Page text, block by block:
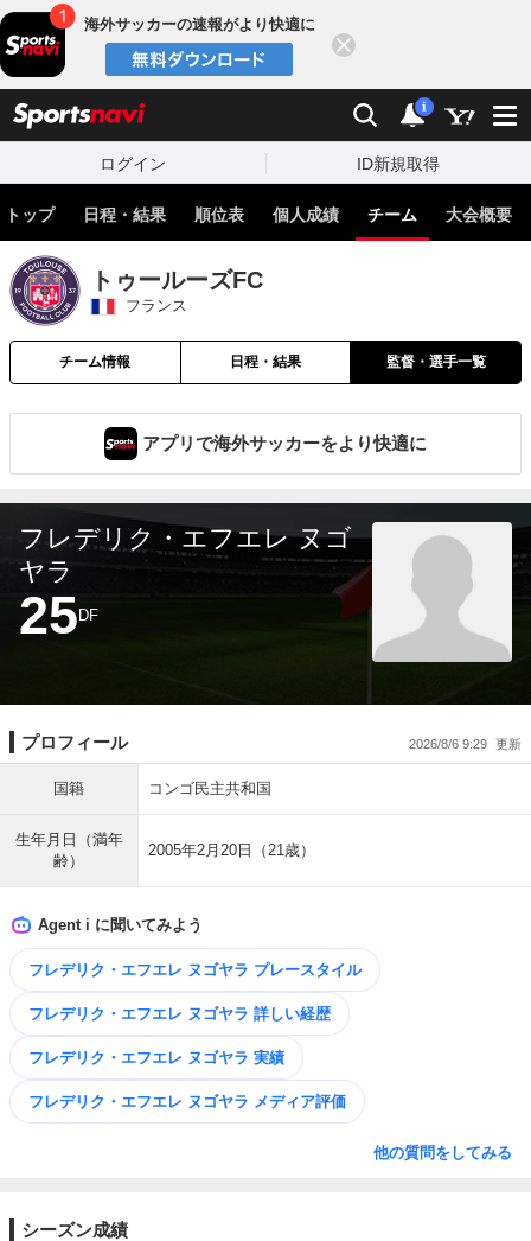
海外サッカーの速報がより快適に
検索 通知
i
ログイン ID新規取得
トップ 日程・結果 順位表 個人成績 チーム 大会概要
トゥールーズFC
フランス
チーム情報 日程・結果 監督・選手一覧
アプリで海外サッカーをより快適に
フレデリク・エフエレ ヌゴ
ヤラ
25 DF
プロフィール 2026/8/6 9:29
国籍 コンゴ民主共和国
生年月日（満年
齢）
2005年2月20日（21歳）
Agent i に聞いてみよう
フレデリク・エフエレ ヌゴヤラ プレースタイル
フレデリク・エフエレ ヌゴヤラ 詳しい経歴
フレデリク・エフエレ ヌゴヤラ 実績
フレデリク・エフエレ ヌゴヤラ メディア評価
他の質問をしてみる
シーズン成績